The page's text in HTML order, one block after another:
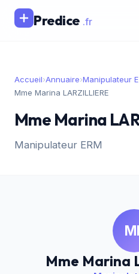
Predice .fr
Accueil›Annuaire›Manipulateur
Mme Marina LARZILLIERE
Mme Marina
Manipulateur ERM
Mme Marina